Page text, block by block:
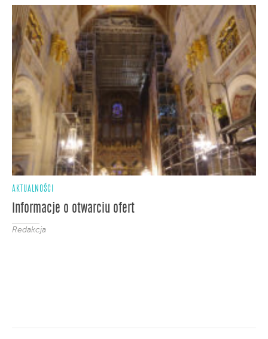
AKTUALNOŚCI
Informacje o otwarciu ofert
Redakcja